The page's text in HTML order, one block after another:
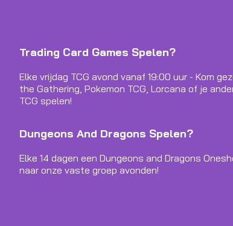
Trading Card Games Spelen?
Elke vrijdag TCG avond vanaf 19:00 uur - Kom
the Gathering, Pokemon TCG, Lorcana of je
TCG spelen!
Dungeons And Dragons Spelen?
Elke 14 dagen een Dungeons and Dragons
naar onze vaste groep avonden!